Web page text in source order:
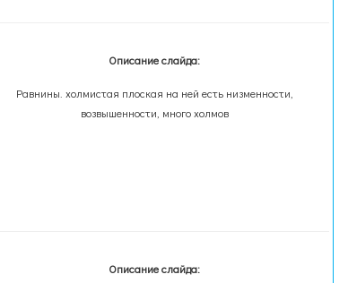
Описание слайда:
Равнины. холмистая плоская на ней есть низменности,
возвышенности, много холмов
Описание слайда: